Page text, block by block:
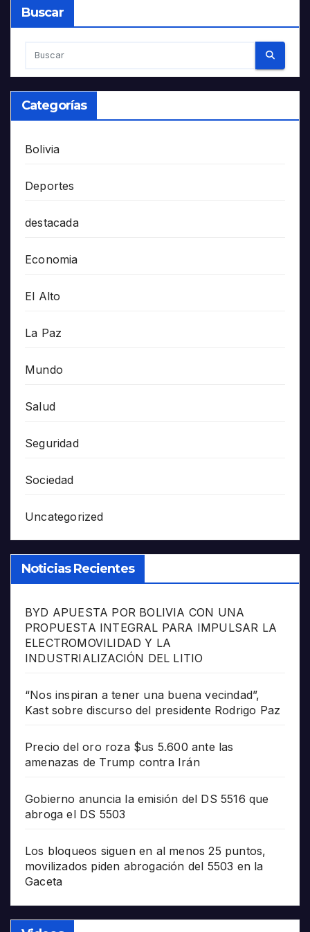
Buscar
Categorías
Bolivia
Deportes
destacada
Economia
El Alto
La Paz
Mundo
Salud
Seguridad
Sociedad
Uncategorized
Noticias Recientes
BYD APUESTA POR BOLIVIA CON UNA
PROPUESTA INTEGRAL PARA IMPULSAR LA
ELECTROMOVILIDAD Y LA
INDUSTRIALIZACIÓN DEL LITIO
“Nos inspiran a tener una buena vecindad”,
Kast sobre discurso del presidente Rodrigo Paz
Precio del oro roza $us 5.600 ante las
amenazas de Trump contra Irán
Gobierno anuncia la emisión del DS 5516 que
abroga el DS 5503
Los bloqueos siguen en al menos 25 puntos,
movilizados piden abrogación del 5503 en la
Gaceta